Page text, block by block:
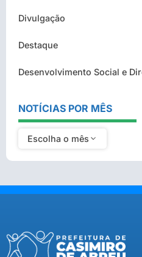
Divulgação
Destaque
Desenvolvimento Social e
NOTÍCIAS POR MÊS
Escolha o mês